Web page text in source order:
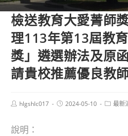
檢送教育大愛菁師
理113年第13屆教
獎」遴選辦法及原
請貴校推薦優良教
Posthlgshlc017
Post2024-05-10
Post最新
說明：